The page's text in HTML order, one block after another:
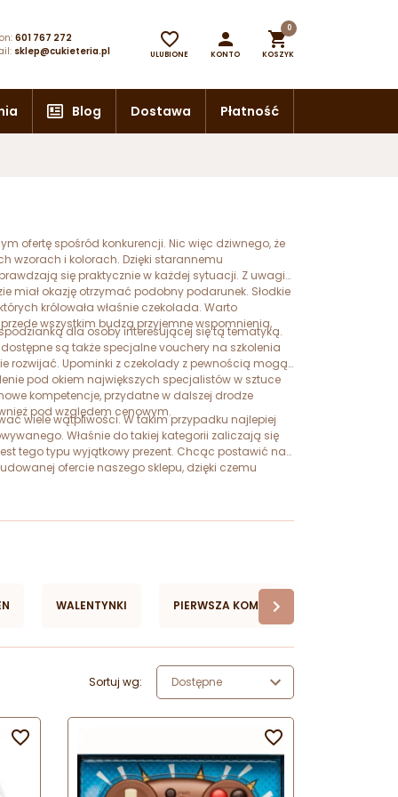
601 767 272
sklep@cukieteria.pl

ULUBIONE

KONTO

0
KOSZYK
Blog Dostawa Płatność
ofertę spośród konkurencji. Nic więc dziwnego, że
wzorach i kolorach. Dzięki starannemu
się praktycznie w każdej sytuacji. Z uwagi
miał okazję otrzymać podobny podarunek. Słodkie
królowała właśnie czekolada. Warto
wszystkim budzą przyjemne wspomnienia,
dla osoby interesującej się tą tematyką.
są także specjalne vouchery na szkolenia
rozwijać. Upominki z czekolady z pewnością mogą
pod okiem największych specjalistów w sztuce
kompetencje, przydatne w dalszej drodze
pod względem cenowym.
wiele wątpliwości. W takim przypadku najlepiej
Właśnie do takiej kategorii zaliczają się
tego typu wyjątkowy prezent. Chcąc postawić na
ofercie naszego sklepu, dzięki czemu
WALENTYNKI PIERWSZA KOMUNIA
Sortuj wg: Dostępne
 